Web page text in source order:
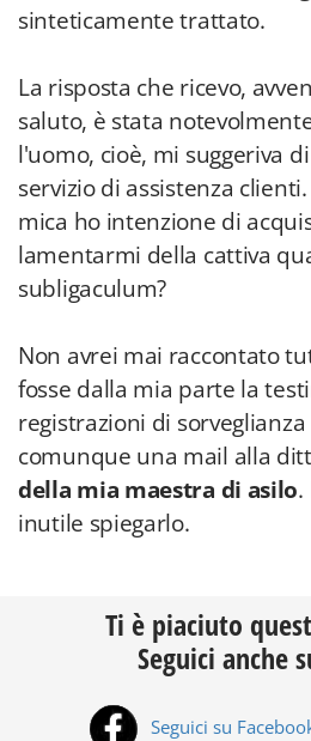
sinteticamente trattato.
La risposta che ricevo,
saluto, è stata
l'uomo, cioè, mi suggeriva
servizio di assistenza
mica ho intenzione di
lamentarmi della cattiva
subligaculum?
Non avrei mai raccontato
fosse dalla mia parte la
registrazioni di
comunque una mail alla
della mia maestra di asilo.
inutile spiegarlo.
Ti è piaciuto
Seguici anche
Seguici su